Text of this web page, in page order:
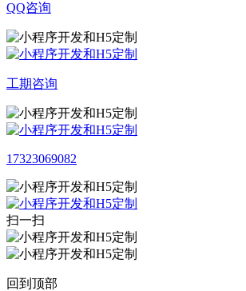
QQ咨询
工期咨询
17323069082
扫一扫
回到顶部